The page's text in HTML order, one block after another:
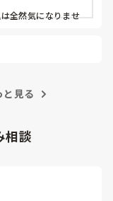
う！」
全然気になりませ
しそうにしている
と見る
相談